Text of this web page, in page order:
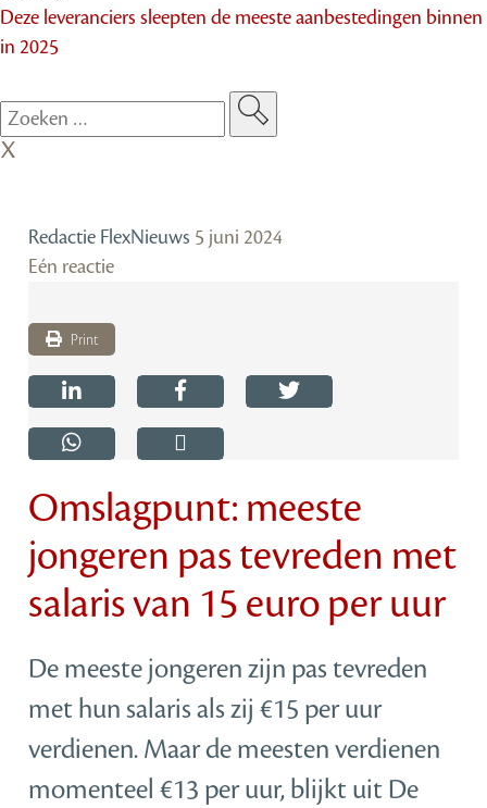
Deze leveranciers sleepten de meeste aanbestedingen binnen
in 2025
Redactie FlexNieuws 5 juni 2024
Eén reactie
Print
Omslagpunt: meeste
jongeren pas tevreden met
salaris van 15 euro per uur
De meeste jongeren zijn pas tevreden
met hun salaris als zij €15 per uur
verdienen. Maar de meesten verdienen
momenteel €13 per uur, blijkt uit De